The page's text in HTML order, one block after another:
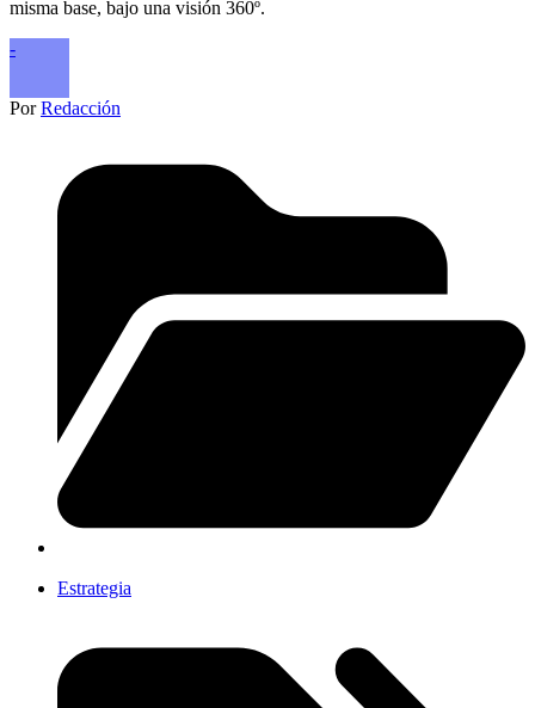
misma base, bajo una visión 360º.
-
PorRedacción
Estrategia